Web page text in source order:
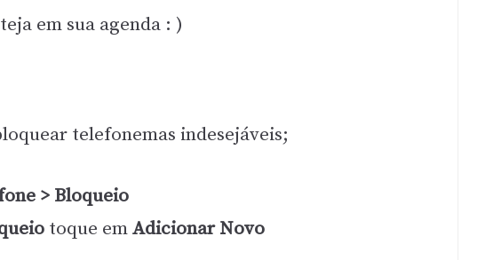
em sua agenda : )
telefonemas indesejáveis;
> Bloqueio
toque emAdicionar Novo